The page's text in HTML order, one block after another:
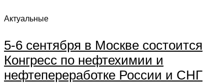
Актуальные
5-6 сентября в Москве состоится
Конгресс по нефтехимии и
нефтепереработке России и СНГ